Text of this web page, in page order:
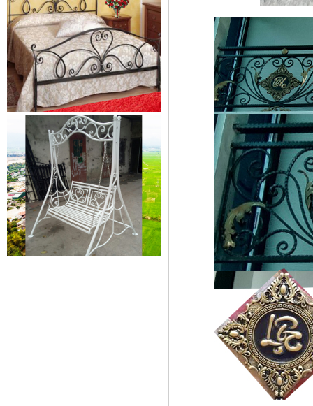
cửa...
Mẫu bàn ghế 05
Mẫu thiết kế hiện đại, rất phù hợp
để trưng bày sản phẩm, studio
hoặc dùng...